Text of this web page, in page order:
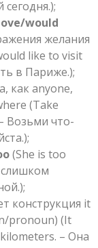
would
желания
like to visit
в Париже.);
как anyone,
(Take
Возьми что-
(She is too
конструкция it
pronoun) (It
– Она